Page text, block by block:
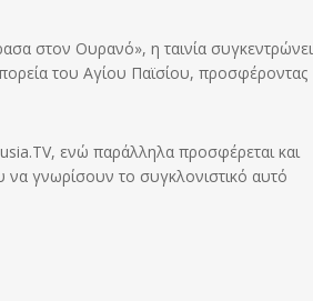
στον Ουρανό», η ταινία συγκεντρώνει
πορεία του Αγίου Παϊσίου, προσφέροντας
ενώ παράλληλα προσφέρεται και
γνωρίσουν το συγκλονιστικό αυτό